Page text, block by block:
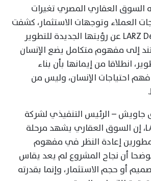
العقاري المصري تغيرات
العملاء وتوجهات الاستثمار، كشفت
شركة LARZ Developments عن رؤيتها الجديدة للتطوير
إلى مفهوم متكامل يضع الإنسان
انطلاقا من إيمانها بأن بناء
احتياجات الإنسان، وليس من
– الرئيس التنفيذي لشركة
LARZ Developments، إن السوق العقاري يشهد مرحلة
إعادة النظر في مفهوم
أن نجاح المشروع لم يعد يقاس
أو حجم الاستثمار، وإنما بقدرته